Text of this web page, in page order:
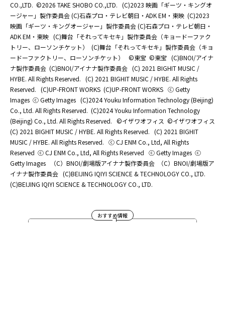
CO.,LTD. ©2026 TAKE SHOBO CO.,LTD. (C)2023 映画「ギーツ・キングオ
ージャー」製作委員会 (C)石森プロ・テレビ朝日・ADK EM・東映 (C)2023
映画「ギーツ・キングオージャー」製作委員会 (C)石森プロ・テレビ朝日・
ADK EM・東映 (C)舞台「それってキセキ」製作委員会（キョードーファク
トリー、ローソンチケット）
(C)舞台「それってキセキ」製作委員会（キョ
ードーファクトリー、ローソンチケット）
©東宝 ©東宝 (C)BNOI/アイナ
ナ製作委員会 (C)BNOI/アイナナ製作委員会 (C) 2021 BIGHIT MUSIC /
HYBE. All Rights Reserved. (C) 2021 BIGHIT MUSIC / HYBE. All Rights
Reserved. (C)UP-FRONT WORKS (C)UP-FRONT WORKS ⓒ Getty
Images ⓒ Getty Images (C)2024 Youku Information Technology (Beijing)
Co., Ltd. All Rights Reserved. (C)2024 Youku Information Technology
(Beijing) Co., Ltd. All Rights Reserved. ©イザワオフィス ©イザワオフィス
(C) 2021 BIGHIT MUSIC / HYBE. All Rights Reserved. (C) 2021 BIGHIT
MUSIC / HYBE. All Rights Reserved. ⓒ CJ ENM Co., Ltd, All Rights
Reserved ⓒ CJ ENM Co., Ltd, All Rights Reserved ⓒ Getty Images ⓒ
Getty Images
（C）BNOI/劇場版アイナナ製作委員会
（C）BNOI/劇場版ア
イナナ製作委員会 (C)BEIJING IQIYI SCIENCE & TECHNOLOGY CO., LTD.
(C)BEIJING IQIYI SCIENCE & TECHNOLOGY CO., LTD.
おすすめ情報